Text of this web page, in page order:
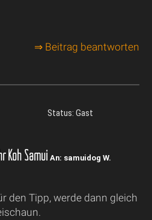
⇒ Beitrag beantworten
Status: Gast
Koh Samui An: samuidog W.
den Tipp, werde dann gleich